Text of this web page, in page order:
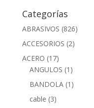
Categorías
ABRASIVOS (826)
ACCESORIOS (2)
ACERO (17)
ANGULOS (1)
BANDOLA (1)
cable (3)